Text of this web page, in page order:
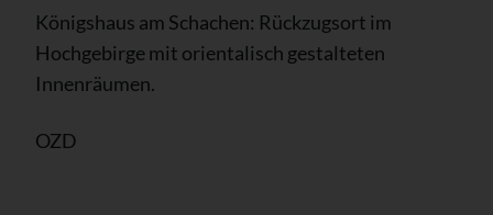
Königshaus am Schachen: Rückzugsort im
Hochgebirge mit orientalisch gestalteten
Innenräumen.
OZD